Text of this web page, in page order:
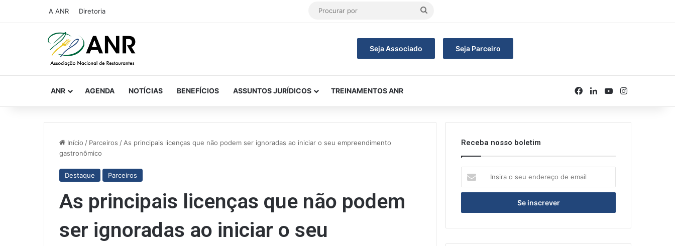
A ANR Diretoria
Procurar
Seja Associado Seja Parceiro
ANR AGENDA NOTÍCIAS BENEFÍCIOS ASSUNTOS JURÍDICOS TREINAMENTOS ANR Facebook
Linkedin
YouTubeInstagram
Início / Parceiros / As principais licenças que não podem ser ignoradas ao iniciar o seu empreendimento
gastronômico
Destaque Parceiros
As principais licenças que não podem
ser ignoradas ao iniciar o seu
Receba nosso boletim
seu
de